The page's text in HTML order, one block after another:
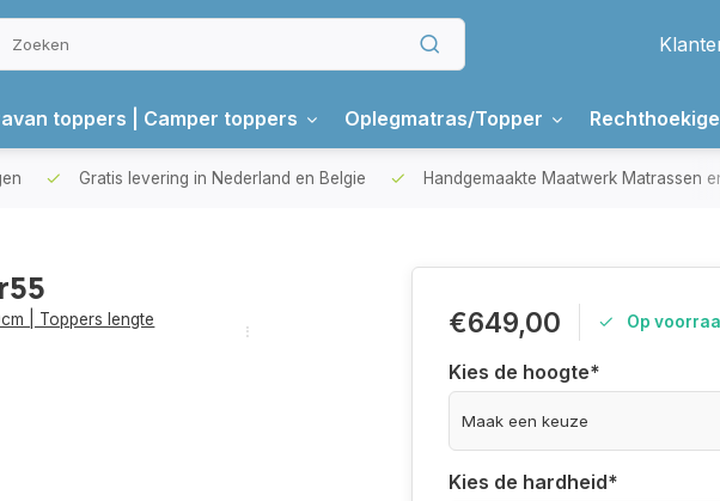
toppers | Camper toppers Oplegmatras/Topper
Gratis levering in Nederland en Belgie Handgemaakte Maatwerk Matrassen
| Toppers lengte
€649,00 Op
Kies de hoogte*
Kies de hardheid*